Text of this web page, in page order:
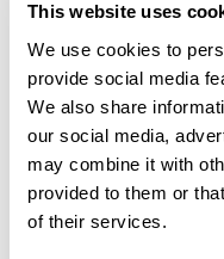
This website uses
We use cookies to
provide social media
We also share
our social media,
may combine it with
provided to them or
of their services.
Soyez le